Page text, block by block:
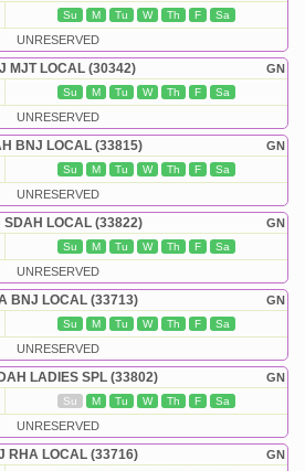
Su M Tu W Th F Sa
UNRESERVED
GN
MJT LOCAL (30342)
Su M Tu W Th F Sa
UNRESERVED
GN
BNJ LOCAL (33815)
Su M Tu W Th F Sa
UNRESERVED
GN
SDAH LOCAL (33822)
Su M Tu W Th F Sa
UNRESERVED
GN
BNJ LOCAL (33713)
Su M Tu W Th F Sa
UNRESERVED
GN
LADIES SPL (33802)
Su M Tu W Th F Sa
UNRESERVED
GN
RHA LOCAL (33716)